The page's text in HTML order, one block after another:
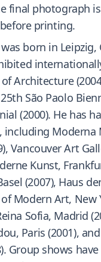
final photograph
printing.
born in Leipzig,
Architecture
São Paolo
(2000). He has
including Moderna
Vancouver Art
Kunst,
(2007), Haus
Modern Art, New
Sofia, Madrid
Paris (2001),
Group shows